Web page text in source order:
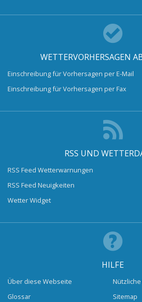
WETTERVORHERSAGEN
Einschreibung für Vorhersagen per E-Mail
Einschreibung für Vorhersagen per Fax
RSS UND
RSS Feed Wetterwarnungen
RSS Feed Neuigkeiten
Wetter Widget
HILFE
Über diese Webseite
Glossar
Nützliche
Sitemap